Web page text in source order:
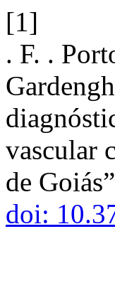
[1]
. F. .
vascular
de
doi: